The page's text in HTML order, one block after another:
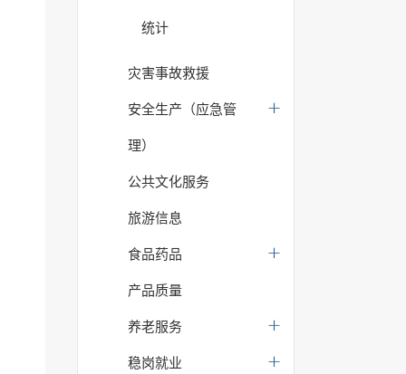
统计
灾害事故救援
安全生产（应急管
理）
公共文化服务
旅游信息
食品药品
产品质量
养老服务
稳岗就业